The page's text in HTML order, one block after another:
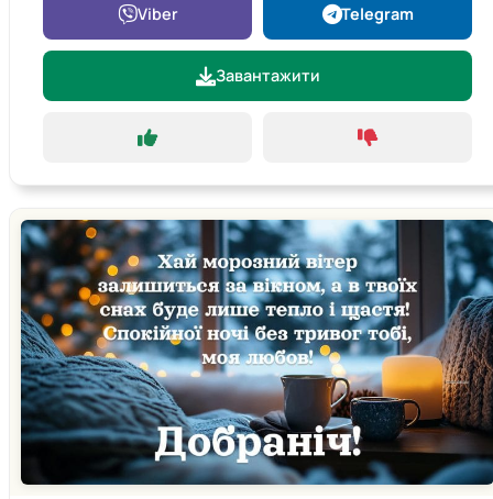
Viber Telegram
Завантажити